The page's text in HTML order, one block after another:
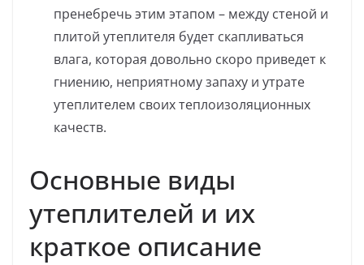
пренебречь этим этапом – между стеной и
плитой утеплителя будет скапливаться
влага, которая довольно скоро приведет к
гниению, неприятному запаху и утрате
утеплителем своих теплоизоляционных
качеств.
Основные виды
утеплителей и их
краткое описание